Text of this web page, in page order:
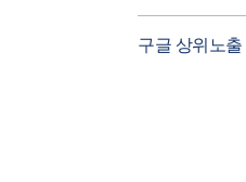
구글 상위노출